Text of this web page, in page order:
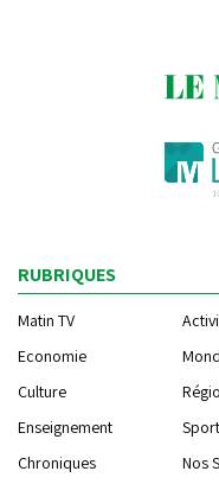
RUBRIQUES
Matin TV
Economie
Culture
Enseignement
Chroniques
Nos